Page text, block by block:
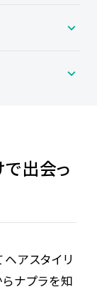
で出会っ
アスタイリ
らナプラを知